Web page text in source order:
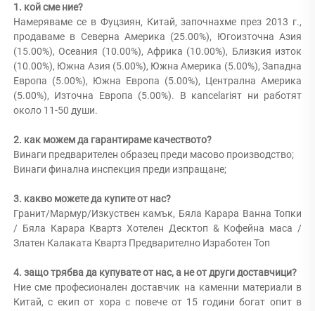
1. кой сме ние?
Намеряваме се в Фуцзиян, Китай, започнахме през 2013 г.,
продаваме в Северна Америка (25.00%), Югоизточна Азия
(15.00%), Оceания (10.00%), Африка (10.00%), Близкия изток
(10.00%), Южна Азия (5.00%), Южна Америка (5.00%), Западна
Европа (5.00%), Южна Европа (5.00%), Централна Америка
(5.00%), Източна Европа (5.00%). В кancelariят ни работят
около 11-50 души.
2. как можем да гарантираме качеството?
Винаги предварителен образец преди масово производство;
Винаги финална инспекция преди изпращане;
3. какво можете да купите от нас?
Гранит/Мармур/Изкуствен камък, Бяла Карара Ванна Топки
/ Бяла Карара Квартз Хотелен Десктоп & Кофейна маса /
Златен Калаката Квартз Предварително Изработен Топ
4. защо трябва да купувате от нас, а не от други доставчици?
Ние сме професионален доставчик на каменни материали в
Китай, с екип от хора с повече от 15 години богат опит в